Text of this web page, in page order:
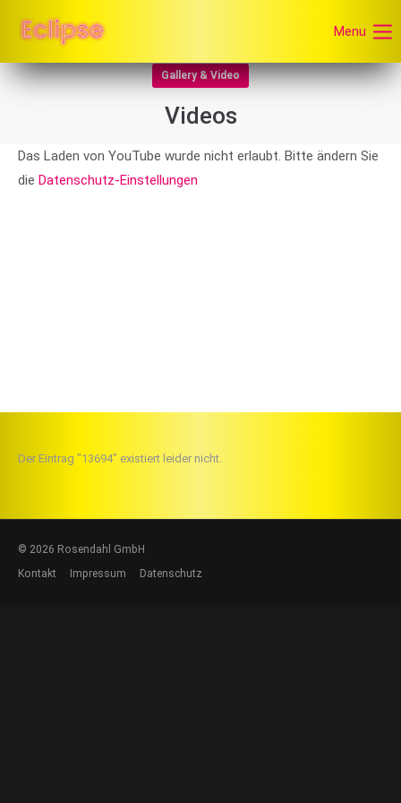
Menu
Gallery & Video
Videos
Das Laden von YouTube wurde nicht erlaubt. Bitte ändern Sie
die Datenschutz-Einstellungen
Der Eintrag "13694" existiert leider nicht.
© 2026 Rosendahl GmbH
Kontakt
Impressum Datenschutz